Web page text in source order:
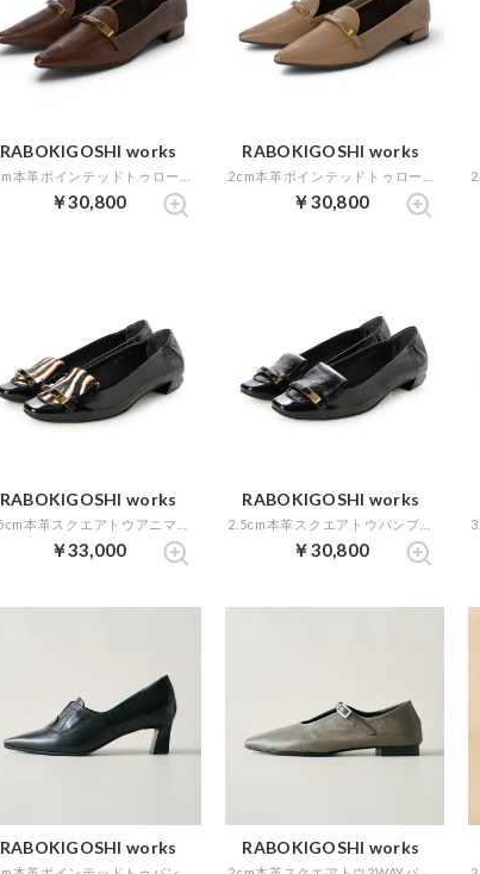
RABOKIGOSHI works
￥30,800
RABOKIGOSHI works
￥30,800
RABOKIGOSHI works
￥33,000
RABOKIGOSHI works
￥30,800
RABOKIGOSHI works RABOKIGOSHI works